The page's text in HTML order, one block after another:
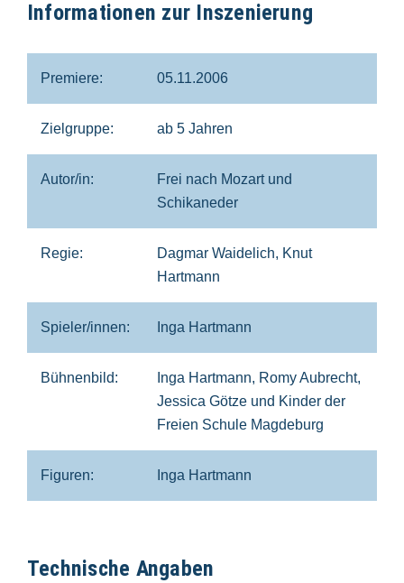
Informationen zur Inszenierung
Premiere: 05.11.2006
Zielgruppe: ab 5 Jahren
Autor/in:
Frei nach Mozart und
Schikaneder
Regie:
Dagmar Waidelich, Knut
Hartmann
Spieler/innen: Inga Hartmann
Bühnenbild:
Inga Hartmann, Romy Aubrecht,
Jessica Götze und Kinder der
Freien Schule Magdeburg
Figuren: Inga Hartmann
Technische Angaben